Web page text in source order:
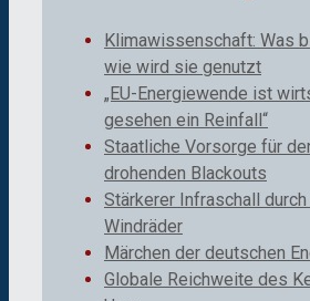
Klimawissenschaft: Was
wie wird sie genutzt
„EU-Energiewende ist
gesehen ein Reinfall“
Staatliche Vorsorge für
drohenden Blackouts
Stärkerer Infraschall
Windräder
Märchen der deutschen
Globale Reichweite des